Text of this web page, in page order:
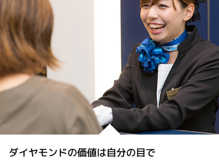
ダイヤモンドの価値は自分の目で